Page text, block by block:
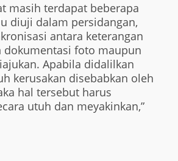
masih terdapat beberapa
diuji dalam persidangan,
antara keterangan
dokumentasi foto maupun
Apabila didalilkan
kerusakan disebabkan oleh
hal tersebut harus
utuh dan meyakinkan,”